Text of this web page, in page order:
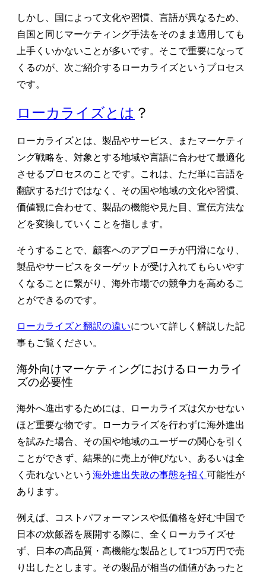
しかし、国によって文化や習慣、言語が異なるため、
自国と同じマーケティング手法をそのまま適用しても
上手くいかないことが多いです。そこで重要になって
くるのが、次ご紹介するローカライズというプロセス
です。
ローカライズとは ？
ローカライズとは、製品やサービス、またマーケティ
ング戦略を、対象とする地域や言語に合わせて最適化
させるプロセスのことです。これは、ただ単に言語を
翻訳するだけではなく、その国や地域の文化や習慣、
価値観に合わせて、製品の機能や見た目、宣伝方法な
どを変換していくことを指します。
そうすることで、顧客へのアプローチが円滑になり、
製品やサービスをターゲットが受け入れてもらいやす
くなることに繋がり、海外市場での競争力を高めるこ
とができるのです。
ローカライズと翻訳の違いについて詳しく解説した記
事もご覧ください。
海外向けマーケティングにおけるローカライ
ズの必要性
海外へ進出するためには、ローカライズは欠かせない
ほど重要な物です。ローカライズを行わずに海外進出
を試みた場合、その国や地域のユーザーの関心を引く
ことができず、結果的に売上が伸びない、あるいは全
く売れないという 海外進出失敗の事態を招く 可能性が
あります。
例えば、コストパフォーマンスや低価格を好む中国で
日本の炊飯器を展開する際に、全くローカライズせ
ず、日本の高品質・高機能な製品として1つ5万円で売
り出したとします。その製品が相当の価値があったと